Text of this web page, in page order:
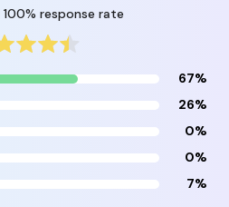
response rate
67%
26%
0%
0%
7%